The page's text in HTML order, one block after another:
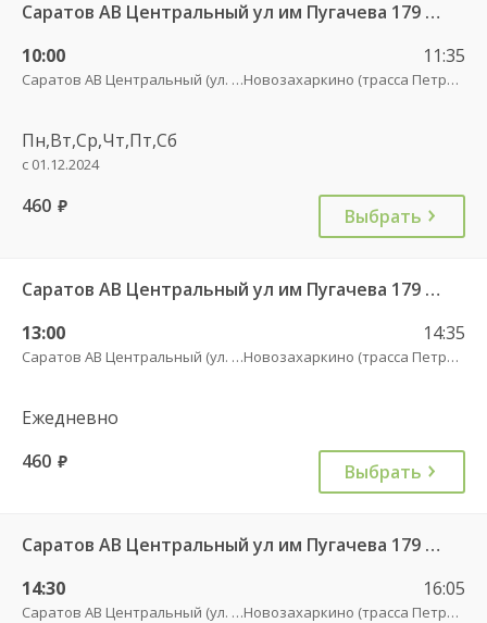
Саратов АВ Центральный ул им Пугачева 179 А — Петровск (ул Московская 101)
10:00
Саратов АВ Центральный (ул. им. Пугачева, 179 А)
11:35
Новозахаркино (трасса Петровск)
Пн,Вт,Ср,Чт,Пт,Сб
с 01.12.2024
460 руб. Выбрать
Саратов АВ Центральный ул им Пугачева 179 А — Петровск (ул Московская 101)
13:00
Саратов АВ Центральный (ул. им. Пугачева, 179 А)
14:35
Новозахаркино (трасса Петровск)
Ежедневно
460 руб. Выбрать
Саратов АВ Центральный ул им Пугачева 179 А — Петровск (ул Московская 101)
14:30
Саратов АВ Центральный (ул. им. Пугачева, 179 А)
16:05
Новозахаркино (трасса Петровск)